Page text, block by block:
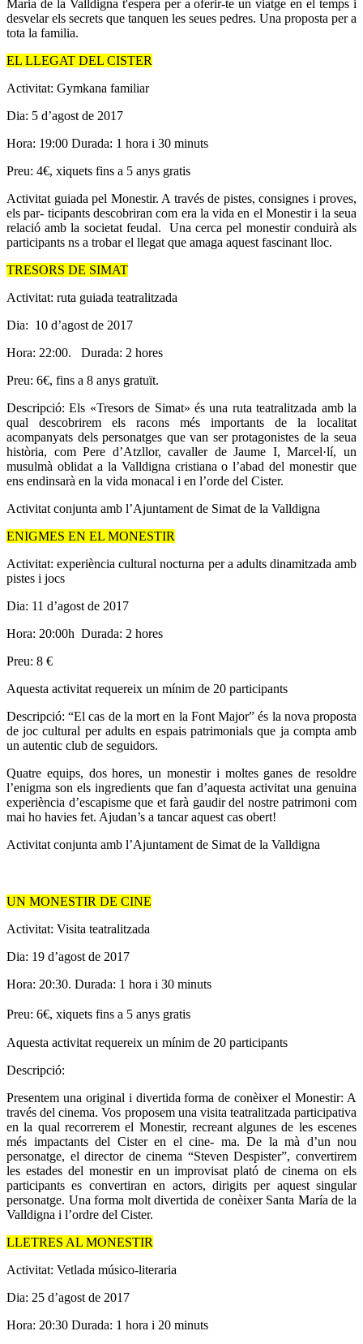
Maria de la Valldigna t'espera per a oferir-te un viatge en el temps i
desvelar els secrets que tanquen les seues pedres. Una proposta per a
tota la familia.
EL LLEGAT DEL CISTER
Activitat: Gymkana familiar
Dia: 5 d’agost de 2017
Hora: 19:00 Durada: 1 hora i 30 minuts
Preu: 4€, xiquets fins a 5 anys gratis
Activitat guiada pel Monestir. A través de pistes, consignes i proves,
els par- ticipants descobriran com era la vida en el Monestir i la seua
relació amb la societat feudal. Una cerca pel monestir conduirà als
participants ns a trobar el llegat que amaga aquest fascinant lloc.
TRESORS DE SIMAT
Activitat: ruta guiada teatralitzada
Dia: 10 d’agost de 2017
Hora: 22:00. Durada: 2 hores
Preu: 6€, fins a 8 anys gratuït.
Descripció: Els «Tresors de Simat» és una ruta teatralitzada amb la
qual descobrirem els racons més importants de la localitat
acompanyats dels personatges que van ser protagonistes de la seua
història, com Pere d’Atzllor, cavaller de Jaume I, Marcel·lí, un
musulmà oblidat a la Valldigna cristiana o l’abad del monestir que
ens endinsarà en la vida monacal i en l’orde del Cister.
Activitat conjunta amb l’Ajuntament de Simat de la Valldigna
ENIGMES EN EL MONESTIR
Activitat: experiència cultural nocturna per a adults dinamitzada amb
pistes i jocs
Dia: 11 d’agost de 2017
Hora: 20:00h Durada: 2 hores
Preu: 8 €
Aquesta activitat requereix un mínim de 20 participants
Descripció: “El cas de la mort en la Font Major” és la nova proposta
de joc cultural per adults en espais patrimonials que ja compta amb
un autentic club de seguidors.
Quatre equips, dos hores, un monestir i moltes ganes de resoldre
l’enigma son els ingredients que fan d’aquesta activitat una genuina
experiència d’escapisme que et farà gaudir del nostre patrimoni com
mai ho havies fet. Ajudan’s a tancar aquest cas obert!
Activitat conjunta amb l’Ajuntament de Simat de la Valldigna
UN MONESTIR DE CINE
Activitat: Visita teatralitzada
Dia: 19 d’agost de 2017
Hora: 20:30. Durada: 1 hora i 30 minuts
Preu: 6€, xiquets fins a 5 anys gratis
Aquesta activitat requereix un mínim de 20 participants
Descripció:
Presentem una original i divertida forma de conèixer el Monestir: A
través del cinema. Vos proposem una visita teatralitzada participativa
en la qual recorrerem el Monestir, recreant algunes de les escenes
més impactants del Cister en el cine- ma. De la mà d’un nou
personatge, el director de cinema “Steven Despister”, convertirem
les estades del monestir en un improvisat plató de cinema on els
participants es convertiran en actors, dirigits per aquest singular
personatge. Una forma molt divertida de conèixer Santa María de la
Valldigna i l’ordre del Cister.
LLETRES AL MONESTIR
Activitat: Vetlada músico-literaria
Dia: 25 d’agost de 2017
Hora: 20:30 Durada: 1 hora i 20 minuts